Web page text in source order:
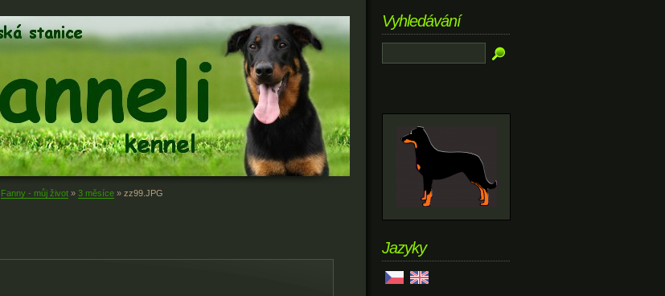
Fanny - můj život » 3 měsíce » zz99.JPG
Vyhledávání
Jazyky